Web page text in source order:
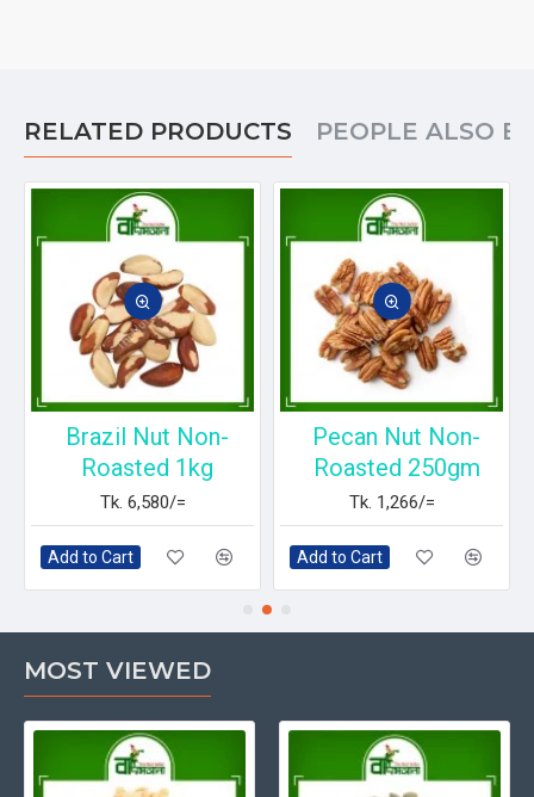
RELATED PRODUCTS PEOPLE ALSO
Brazil Nut Non-
Roasted 1kg
Tk. 6,580/=
Add to Cart
Pecan Nut Non-
Roasted 250gm
Tk. 1,266/=
Add to Cart
MOST VIEWED